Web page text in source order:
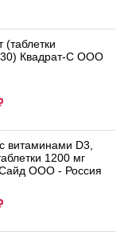
Квадрат-С ООО
витаминами D3,
1200 мг
ООО - Россия